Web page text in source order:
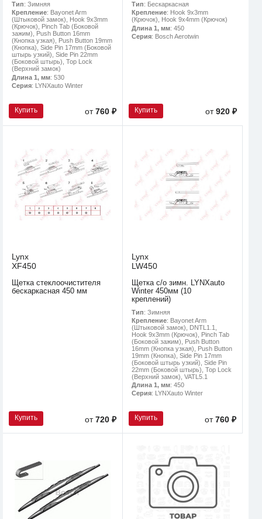
Тип: Зимняя
Крепление: Bayonet Arm
(Штыковой замок), Hook 9x3mm
(Крючок), Pinch Tab (Боковой
зажим), Push Button 16mm
(Кнопка узкая), Push Button 19mm
(Кнопка), Side Pin 17mm (Боковой
штырь узкий), Side Pin 22mm
(Боковой штырь), Top Lock
(Верхний замок)
Длина 1, мм: 530
Серия: LYNXauto Winter
Купить от760 ₽
Тип: Бескаркасная
Крепление: Hook 9x3mm
(Крючок), Hook 9x4mm (Крючок)
Длина 1, мм: 450
Серия: Bosch Aerotwin
Купить от920 ₽
Lynx
XF450
Щетка стеклоочистителя
бескаркасная 450 мм
Купить от720 ₽
Lynx
LW450
Щетка с/о зимн. LYNXauto
Winter 450мм (10
креплений)
Тип: Зимняя
Крепление: Bayonet Arm
(Штыковой замок), DNTL1.1,
Hook 9x3mm (Крючок), Pinch Tab
(Боковой зажим), Push Button
16mm (Кнопка узкая), Push Button
19mm (Кнопка), Side Pin 17mm
(Боковой штырь узкий), Side Pin
22mm (Боковой штырь), Top Lock
(Верхний замок), VATL5.1
Длина 1, мм: 450
Серия: LYNXauto Winter
Купить от760 ₽